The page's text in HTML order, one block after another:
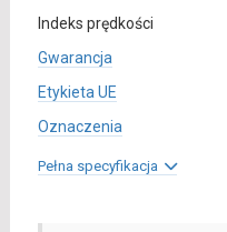
Indeks prędkości
Gwarancja
Etykieta UE
Oznaczenia
Pełna specyfikacja